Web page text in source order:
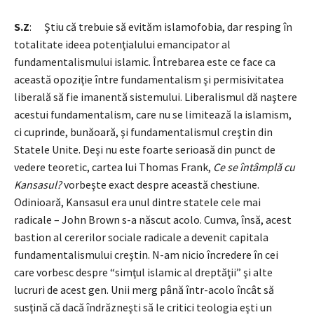
S.Z: Ştiu că trebuie să evităm islamofobia, dar resping în
totalitate ideea potenţialului emancipator al
fundamentalismului islamic. Întrebarea este ce face ca
această opoziţie între fundamentalism şi permisivitatea
liberală să fie imanentă sistemului. Liberalismul dă naştere
acestui fundamentalism, care nu se limitează la islamism,
ci cuprinde, bunăoară, şi fundamentalismul creştin din
Statele Unite. Deşi nu este foarte serioasă din punct de
vedere teoretic, cartea lui Thomas Frank, Ce se întâmplă cu
Kansasul?vorbeşte exact despre această chestiune.
Odinioară, Kansasul era unul dintre statele cele mai
radicale – John Brown s-a născut acolo. Cumva, însă, acest
bastion al cererilor sociale radicale a devenit capitala
fundamentalismului creştin. N-am nicio încredere în cei
care vorbesc despre “simţul islamic al dreptăţii” şi alte
lucruri de acest gen. Unii merg până într-acolo încât să
susţină că dacă îndrăzneşti să le critici teologia eşti un